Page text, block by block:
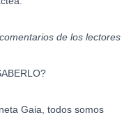
de los lectores
Gaia, todos somos